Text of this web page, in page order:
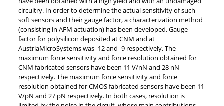
circuitry. In order to determine the actual sensitivity of such
soft sensors and their gauge factor, a characterization method
(consisting in AFM actuation) has been developed. Gauge
factor for polysilicon deposited at CNM and at
AustriaMicroSystems was -12 and -9 respectively. The
maximum force sensitivity and force resolution obtained for
CNM fabricated sensors have been 11 V/nN and 28 nN
respectively. The maximum force sensitivity and force
resolution obtained for CMOS fabricated sensors have been 11
V/pN and 27 pN respectively. In both cases, resolution is